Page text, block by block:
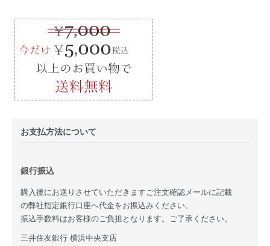
お支払方法について
銀行振込
購入後にお送りさせていただきますご注文確認メールに記載
の弊社指定銀行口座へ代金をお振込みください。
振込手数料はお客様のご負担となります。ご了承ください。
三井住友銀行 横浜中央支店